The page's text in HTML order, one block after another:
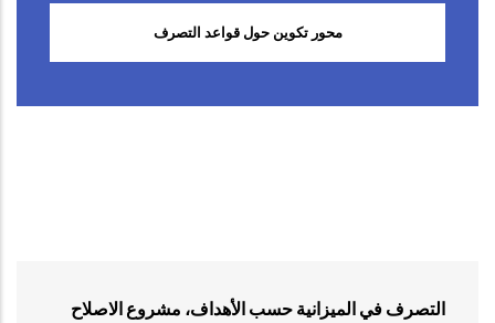
محور تكوين حول قواعد التصرف
التصرف في الميزانية حسب الأهداف، مشروع الاصلاح